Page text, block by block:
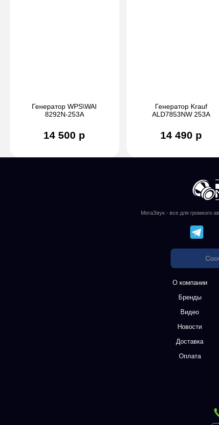
Генератор WPS\WAI
8292N-253A
14 500 р
Генератор Krauf
ALD7853NW 253А
14 490 р
МегаЗвук - все для громкого
О компании
Бренды
Видео
Новости
Доставка
Оплата